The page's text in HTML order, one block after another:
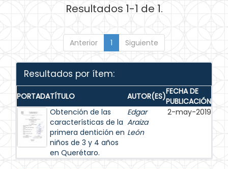
Resultados 1-1 de 1.
Anterior 1 Siguiente
Resultados por ítem:
PORTADATÍTULO AUTOR(ES)FECHA DE
PUBLICACIÓN
Obtención de las
características de la
primera dentición en
niños de 3 y 4 años
en Querétaro.
Edgar
Araiza
León
2-may-2019